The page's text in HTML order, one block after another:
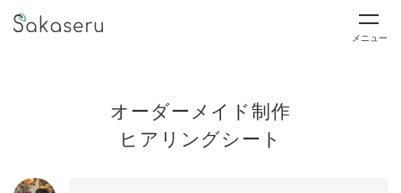
メニュー
オーダーメイド制作
ヒアリングシート